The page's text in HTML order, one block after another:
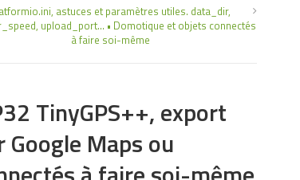
astuces et paramètres utiles. data_dir,
upload_port… • Domotique et objets connectés
à faire soi-même
TinyGPS++, export
Google Maps ou